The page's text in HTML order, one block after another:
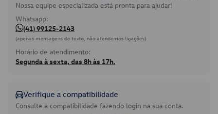
Nossa equipe especializada está pronta para ajudar!
Whatsapp:
(41) 99125-2143
(apenas mensagens de texto, não atendemos ligações)
Horário de atendimento:
Segunda à sexta, das 8h às 17h.
Verifique a compatibilidade
Consulte a compatibilidade fazendo login na sua conta.